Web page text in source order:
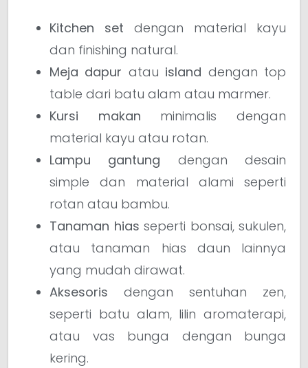
Kitchen set dengan material kayu
dan finishing natural.
Meja dapur atau island dengan top
table dari batu alam atau marmer.
Kursi makan minimalis dengan
material kayu atau rotan.
Lampu gantung dengan desain
simple dan material alami seperti
rotan atau bambu.
Tanaman hias seperti bonsai, sukulen,
atau tanaman hias daun lainnya
yang mudah dirawat.
Aksesoris dengan sentuhan zen,
seperti batu alam, lilin aromaterapi,
atau vas bunga dengan bunga
kering.